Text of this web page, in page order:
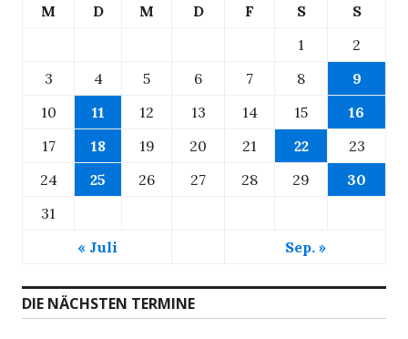
M D M D F S
S
1
2
3
4 5 6 7 8
9
10
11 12 13 14 15
16
17
18 19 20 21 22
23
24
25 26 27 28 29
30
31
« Juli
Sep. »
DIE NÄCHSTEN TERMINE